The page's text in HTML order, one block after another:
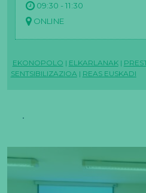
09:30 - 11:30
ONLINE
EKONOPOLO | ELKARLANAK |
SENTSIBILIZAZIOA | REAS EUSKADI